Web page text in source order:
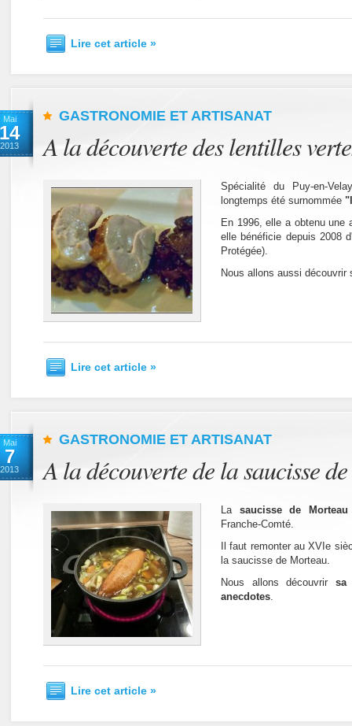
Lire cet article »
Mai
14
2013
GASTRONOMIE ET ARTISANAT
A la découverte des lentilles
Spécialité du Puy-en-
longtemps été surnommée
En 1996, elle a obtenu une
elle bénéficie depuis 2008
Protégée).
Nous allons aussi découvrir
Lire cet article »
Mai
7
2013
GASTRONOMIE ET ARTISANAT
A la découverte de la saucisse
La saucisse de Morteau
Franche-Comté.
Il faut remonter au XVIe
la saucisse de Morteau.
Nous allons découvrirsa
anecdotes.
Lire cet article »